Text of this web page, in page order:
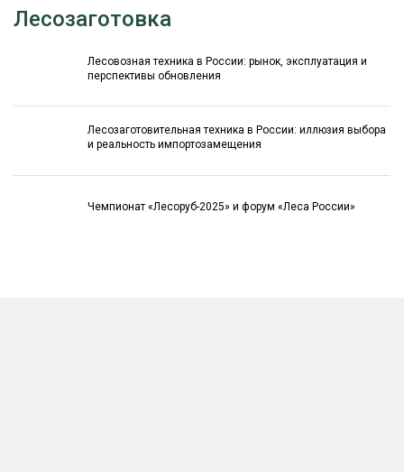
Лесозаготовка
Лесовозная техника в России: рынок, эксплуатация и
перспективы обновления
Лесозаготовительная техника в России: иллюзия выбора
и реальность импортозамещения
Чемпионат «Лесоруб-2025» и форум «Леса России»